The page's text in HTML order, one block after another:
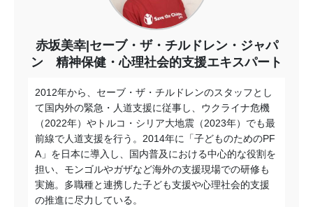
赤坂美幸|セーブ・ザ・チルドレン・ジャパ
ン 精神保健・心理社会的支援エキスパート
2012年から、セーブ・ザ・チルドレンのスタッフとし
て国内外の緊急・人道支援に従事し、ウクライナ危機
（2022年）やトルコ・シリア大地震（2023年）でも最
前線で人道支援を行う。2014年に「子どものためのPF
A」を日本に導入し、国内普及における中心的な役割を
担い、モンゴルやガザなど海外の支援現場での研修も
実施。多職種と連携した子ども支援や心理社会的支援
の推進に尽力している。